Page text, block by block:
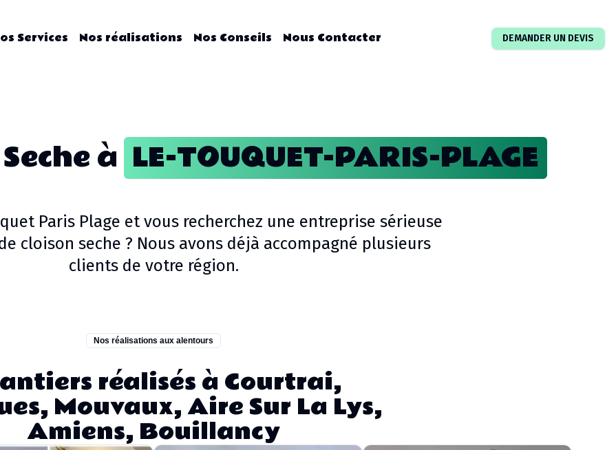
Services Nos réalisations Nos Conseils Nous Contacter DEMANDER UN DEVIS
à LE-TOUQUET-PARIS-PLAGE
Paris Plage et vous recherchez une entreprise sérieuse
cloison seche ? Nous avons déjà accompagné plusieurs
clients de votre région.
Nos réalisations aux alentours
réalisés à Courtrai,
Mouvaux, Aire Sur La Lys,
Amiens, Bouillancy